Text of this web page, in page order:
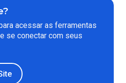
acessar as ferramentas
se conectar com seus